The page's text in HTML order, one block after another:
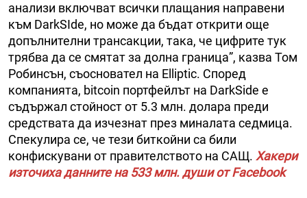
анализи включват всички плащания направени
към DarkSIde, но може да бъдат открити още
допълнителни трансакции, така, че цифрите тук
трябва да се смятат за долна граница”, казва Том
Робинсън, съосновател на Elliptic. Според
компанията, bitcoin портфейлът на DarkSide е
съдържал стойност от 5.3 млн. долара преди
средствата да изчезнат през миналата седмица.
Спекулира се, че тези биткойни са били
конфискувани от правителството на САЩ. Хакери
източиха данните на 533 млн. души от Facebook